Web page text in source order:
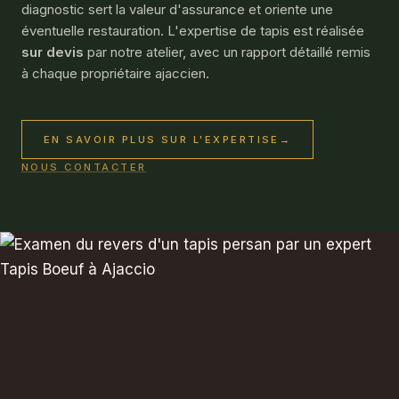
diagnostic sert la valeur d'assurance et oriente une
éventuelle restauration. L'expertise de tapis est réalisée
sur devis par notre atelier, avec un rapport détaillé remis
à chaque propriétaire ajaccien.
EN SAVOIR PLUS SUR L'EXPERTISE →
NOUS CONTACTER